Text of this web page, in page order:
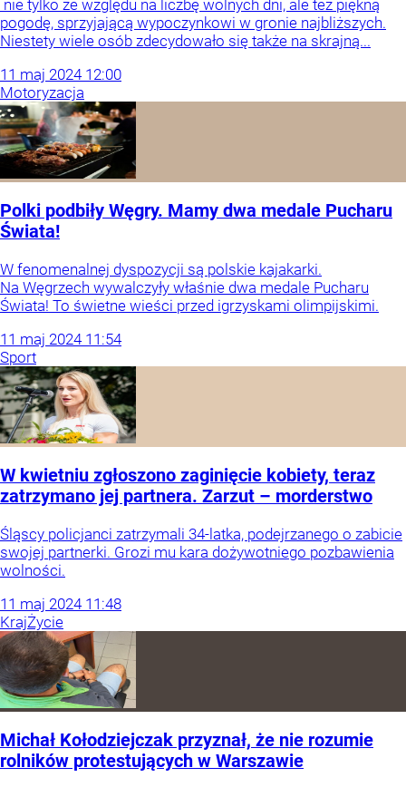
nie tylko ze względu na liczbę wolnych dni, ale też piękną
pogodę, sprzyjającą wypoczynkowi w gronie najbliższych.
Niestety wiele osób zdecydowało się także na skrajną...
11 maj 2024 12:00
Motoryzacja
Polki podbiły Węgry. Mamy dwa medale Pucharu
Świata!
W fenomenalnej dyspozycji są polskie kajakarki.
Na Węgrzech wywalczyły właśnie dwa medale Pucharu
Świata! To świetne wieści przed igrzyskami olimpijskimi.
11 maj 2024 11:54
Sport
W kwietniu zgłoszono zaginięcie kobiety, teraz
zatrzymano jej partnera. Zarzut – morderstwo
Śląscy policjanci zatrzymali 34-latka, podejrzanego o zabicie
swojej partnerki. Grozi mu kara dożywotniego pozbawienia
wolności.
11 maj 2024 11:48
KrajŻycie
Michał Kołodziejczak przyznał, że nie rozumie
rolników protestujących w Warszawie